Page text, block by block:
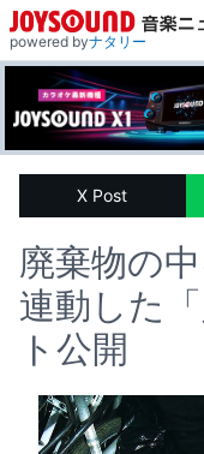
powered byナタリー
X Post
廃棄物の
連動した
ト公開